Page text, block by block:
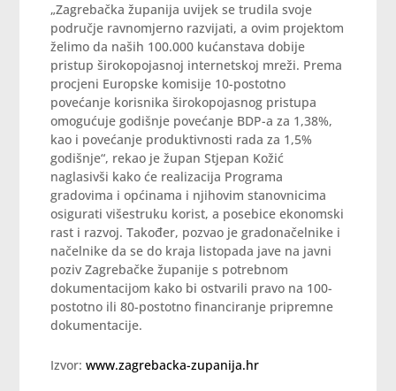
„Zagrebačka županija uvijek se trudila svoje
područje ravnomjerno razvijati, a ovim projektom
želimo da naših 100.000 kućanstava dobije
pristup širokopojasnoj internetskoj mreži. Prema
procjeni Europske komisije 10-postotno
povećanje korisnika širokopojasnog pristupa
omogućuje godišnje povećanje BDP-a za 1,38%,
kao i povećanje produktivnosti rada za 1,5%
godišnje“, rekao je župan Stjepan Kožić
naglasivši kako će realizacija Programa
gradovima i općinama i njihovim stanovnicima
osigurati višestruku korist, a posebice ekonomski
rast i razvoj. Također, pozvao je gradonačelnike i
načelnike da se do kraja listopada jave na javni
poziv Zagrebačke županije s potrebnom
dokumentacijom kako bi ostvarili pravo na 100-
postotno ili 80-postotno financiranje pripremne
dokumentacije.
Izvor:www.zagrebacka-zupanija.hr